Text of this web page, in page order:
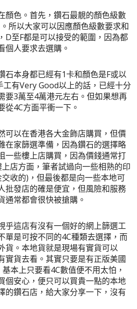
顏色。首先，鑽石最靚的顏色級數
所以大家可以因應顏色級數要求和
D至F都是可以接受的範圍，因為都
個人要求去選購。
石本身都已經有1卡和顏色是F或以
工有Very Good以上的話，已經十分
要3萬至4萬港元左右。但如果想再
從4C方面平衝一下。
可以在香港各大金飾店購買，但價
在家篩選準備，因為鑽石的選擇略
一些樓上店購買，因為價錢通常打
店方面，筆者試過向一些相熟的印
收的)，但最後都是向一些本地可
批發店的確是便宜，但風險和服務
通常都會很快被搶購。
乎這店有沒有一個好的網上篩選工
單是可按不同的4C種類去選擇，而
貨。本地貨就是現場有實貨可以
實貨去看。其實只要是有正版美國
基本上只要看4C數值便不用太怕，
個安心，便只可以買貴一點的本地
的鑽石店，給大家分享一下，沒有